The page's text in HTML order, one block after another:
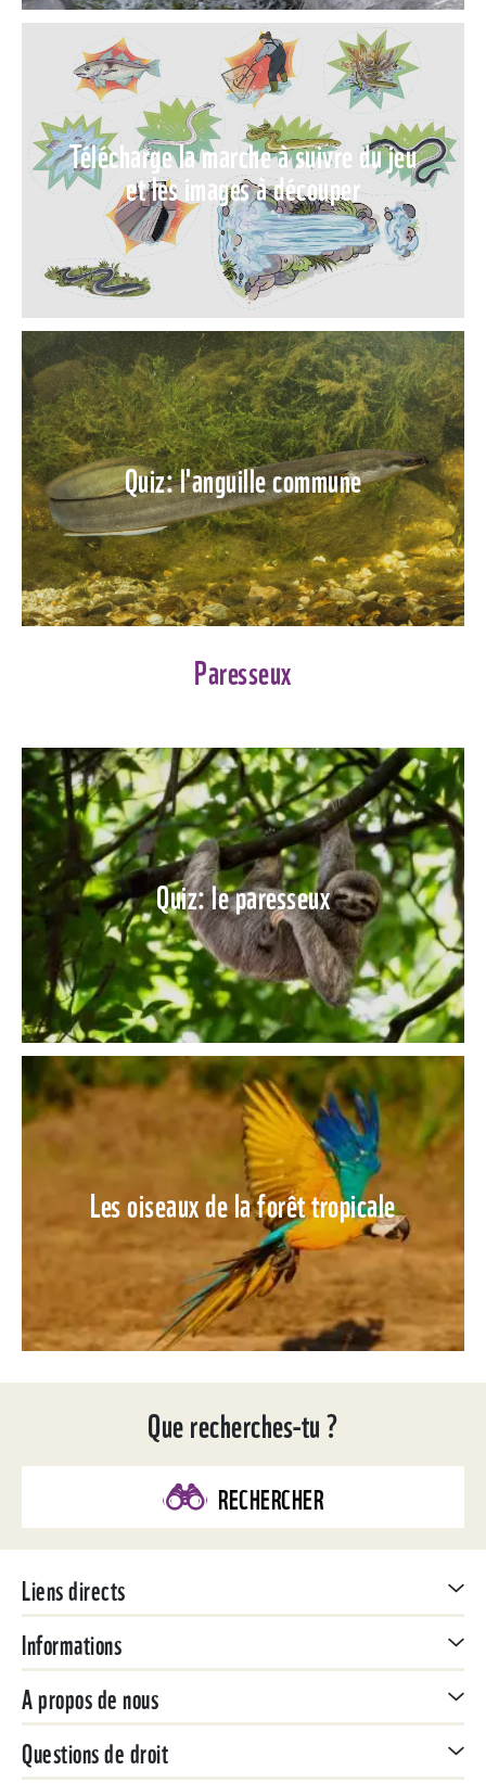
Télécharge la marche à suivre du jeu
et les images à découper
Quiz: l'anguille commune
Paresseux
Quiz: le paresseux
Les oiseaux de la forêt tropicale
Que recherches-tu ?
RECHERCHER
Liens directs
Informations
A propos de nous
Questions de droit